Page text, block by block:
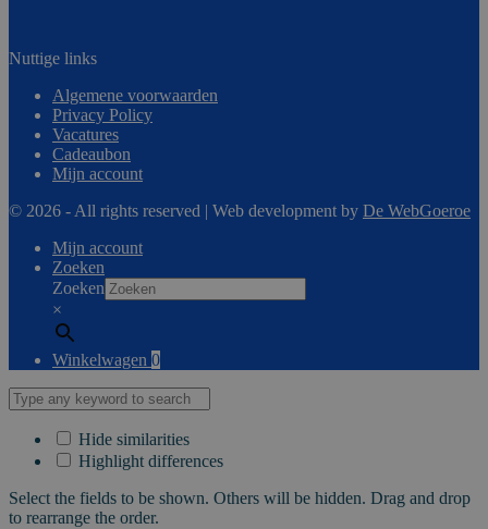
Nuttige links
Algemene voorwaarden
Privacy Policy
Vacatures
Cadeaubon
Mijn account
© 2026 - All rights reserved | Web development by De WebGoeroe
Mijn account
Zoeken
Zoeken
×
Winkelwagen 0
Hide similarities
Highlight differences
Select the fields to be shown. Others will be hidden. Drag and drop
to rearrange the order.